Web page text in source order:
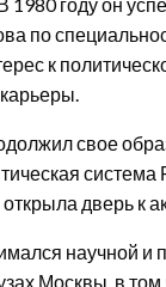
1980 году он
по
к
свое
система
дверь к
научной и
Москвы, в